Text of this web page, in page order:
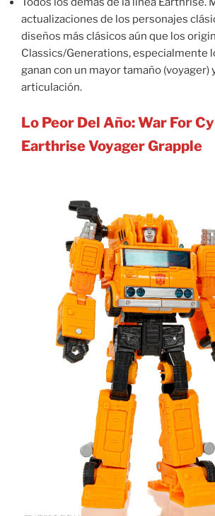
actualizaciones de los personajes
diseños más clásicos aún que los
Classics/Generations, especialmente
ganan con un mayor tamaño (voyager)
articulación.
Lo Peor Del Año: War For
Earthrise Voyager Grapple